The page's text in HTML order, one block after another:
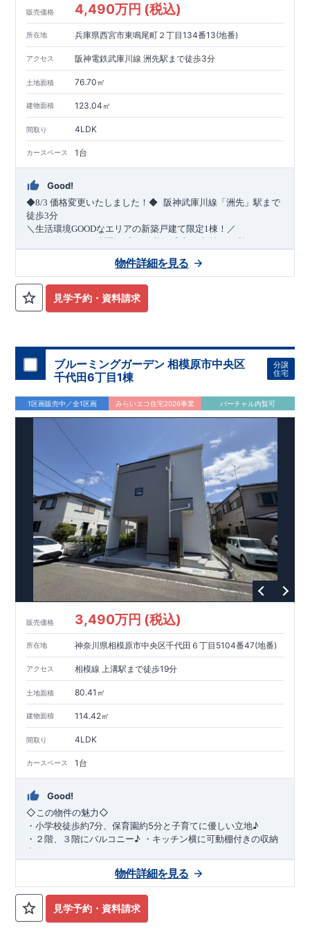
販売価格 4,490万円 (税込)
所在地 兵庫県西宮市東鳴尾町２丁目134番13(地番)
アクセス 阪神電鉄武庫川線 洲先駅まで徒歩3分
土地面積 76.70㎡
建物面積 123.04㎡
間取り 4LDK
カースペース 1台
Good!
◆8/3 価格変更いたしました！◆ ​阪神武庫川線 「洲先」駅まで
徒歩3分
＼生活環境GOODなエリアの新築戸建て限定1棟！／
・2部屋から行き来できる
・デザインと機能性を兼ね備えたオープンサニタリー
リビング全体を見渡せる
​
ーパー）徒歩10分 約787ｍ)​
・網戸
↓クリックすると特設ページにジャンプします↓
2024 年グッドデザイン賞 プロジェクト同時受賞
せる道」 ○第18回キッズデザイン賞受賞 ・2024年、東栄住宅
の新たな空間提案 「マルチエント ランス」が受賞いたしまし
た！
耐震等級最高等級3 ・数百年に一度の地震に耐える力
倍の耐震性！
ー採用で安心！ ○BELS ・エコ住宅としての性能評価を全号棟
が取得しています！ ○住宅性能評価ダブル取得 ・『設計』住
ております。
・『建設』住宅性能評価…評価を受けた図面通
りに施工されているか、建設までに計4回チェックが行われま
す。
平日・休日ご内覧可能です！
ぜひお気軽にお問い合わせください♪ 西宮営業所 TEL
0798-
38-1246​(定休日：火・水・年末年始
見学予約・資料請求
物件詳細を見る
ブルーミングガーデン 相模原市中央区
千代田6丁目1棟
分譲
住宅
1区画販売中／全1区画 みらいエコ住宅2026事業 バーチャル内覧可
販売価格 3,490万円 (税込)
所在地 神奈川県相模原市中央区千代田６丁目5104番47(地番)
アクセス 相模線 上溝駅まで徒歩19分
土地面積 80.41㎡
建物面積 114.42㎡
間取り 4LDK
カースペース 1台
Good!
◇ この物件の魅力◇
・小学校徒歩約7分、保育園約5分と子育てに優しい立地♪
・２階、３階にバルコニー♪ ・キッチン横に可動棚付きの収納
完備。
相模線「上溝」駅徒歩19分 ◇ロケーション
・相模原市立星が丘小学校
徒歩7分 ・オーケ
ー相模原店
模原店 徒歩
・やまうち医院 徒歩
見学予約・資料請求
物件詳細を見る